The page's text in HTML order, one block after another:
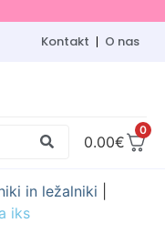
Kontakt O nas
0
0.00€
in ležalniki
iks